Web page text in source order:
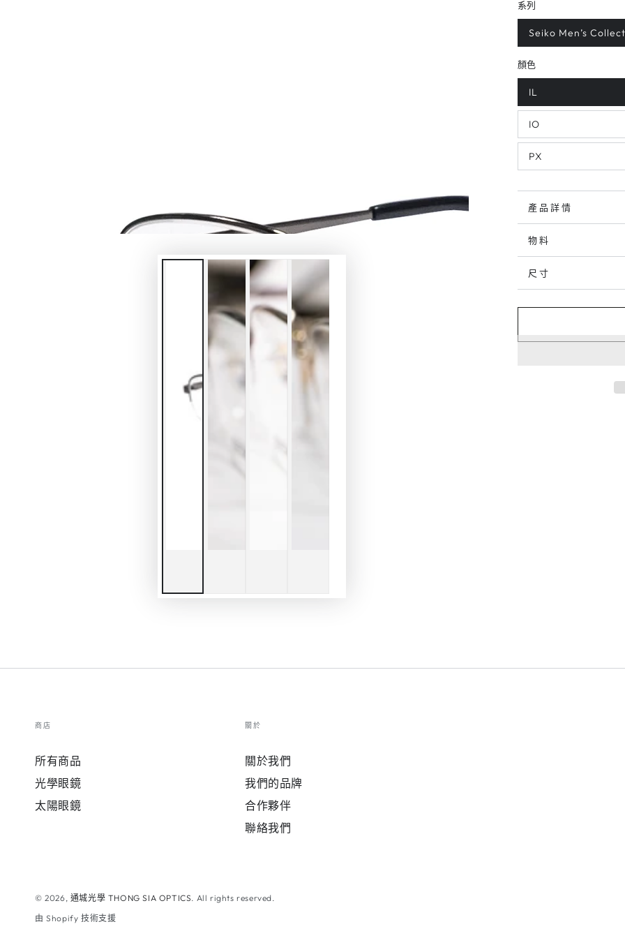
系列
Seiko Men’s
顏色
IL
IO
PX
產品詳情
物料
尺寸
商店
所有商品
光學眼鏡
太陽眼鏡
關於
關於我們
我們的品牌
合作夥伴
聯絡我們
© 2026, 通城光學 THONG SIA OPTICS. All rights reserved.
由 Shopify 技術支援